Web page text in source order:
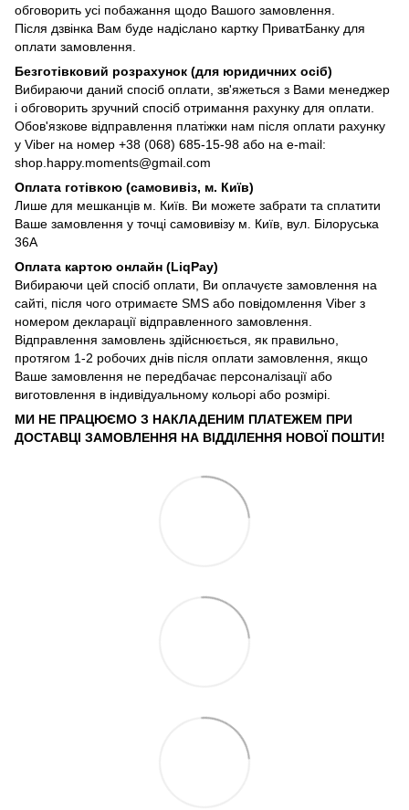
обговорить усі побажання щодо Вашого замовлення.
Після дзвінка Вам буде надіслано картку ПриватБанку для
оплати замовлення.
Безготівковий розрахунок (для юридичних осіб)
Вибираючи даний спосіб оплати, зв'яжеться з Вами менеджер
і обговорить зручний спосіб отримання рахунку для оплати.
Обов'язкове відправлення платіжки нам після оплати рахунку
у Viber на номер +38 (068) 685-15-98 або на e-mail:
shop.happy.moments@gmail.com
Оплата готівкою (самовивіз, м. Київ)
Лише для мешканців м. Київ. Ви можете забрати та сплатити
Ваше замовлення у точці самовивізу м. Київ, вул. Білоруська
36А
Оплата картою онлайн (LiqPay)
Вибираючи цей спосіб оплати, Ви оплачуєте замовлення на
сайті, після чого отримаєте SMS або повідомлення Viber з
номером декларації відправленного замовлення.
Відправлення замовлень здійснюється, як правильно,
протягом 1-2 робочих днів після оплати замовлення, якщо
Ваше замовлення не передбачає персоналізації або
виготовлення в індивідуальному кольорі або розмірі.
МИ НЕ ПРАЦЮЄМО З НАКЛАДЕНИМ ПЛАТЕЖЕМ ПРИ
ДОСТАВЦІ ЗАМОВЛЕННЯ НА ВІДДІЛЕННЯ НОВОЇ ПОШТИ!